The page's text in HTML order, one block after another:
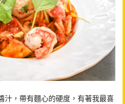
汁，帶有麵心的硬度，有著我最喜